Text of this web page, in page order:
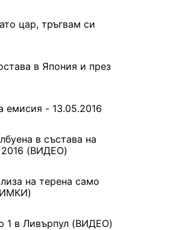
цар, тръгвам си
в Япония и през
емисия - 13.05.2016
в състава на
(ВИДЕО)
на терена само
1 в Ливърпул (ВИДЕО)